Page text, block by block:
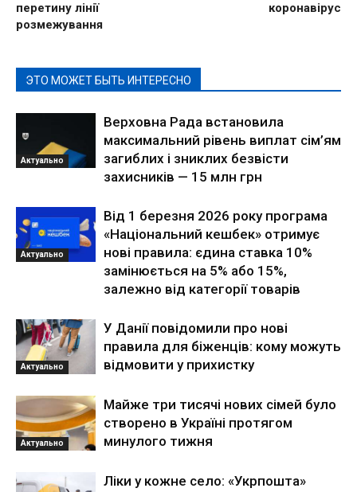
перетину лінії
розмежування
коронавірус
ЭТО МОЖЕТ БЫТЬ ИНТЕРЕСНО
Актуально
Верховна Рада встановила
максимальний рівень виплат сім’ям
загиблих і зниклих безвісти
захисників — 15 млн грн
Актуально
Від 1 березня 2026 року програма
«Національний кешбек» отримує
нові правила: єдина ставка 10%
замінюється на 5% або 15%,
залежно від категорії товарів
Актуально
У Данії повідомили про нові
правила для біженців: кому можуть
відмовити у прихистку
Актуально
Майже три тисячі нових сімей було
створено в Україні протягом
минулого тижня
Ліки у кожне село: «Укрпошта»